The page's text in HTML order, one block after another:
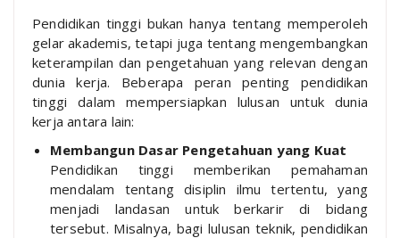
Pendidikan tinggi bukan hanya tentang memperoleh
gelar akademis, tetapi juga tentang mengembangkan
keterampilan dan pengetahuan yang relevan dengan
dunia kerja. Beberapa peran penting pendidikan
tinggi dalam mempersiapkan lulusan untuk dunia
kerja antara lain:
Membangun Dasar Pengetahuan yang Kuat
Pendidikan tinggi memberikan pemahaman
mendalam tentang disiplin ilmu tertentu, yang
menjadi landasan untuk berkarir di bidang
tersebut. Misalnya, bagi lulusan teknik, pendidikan